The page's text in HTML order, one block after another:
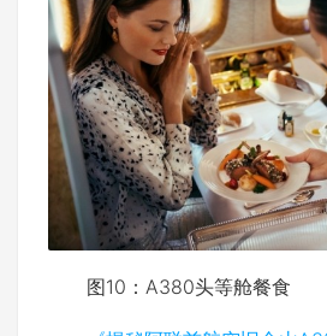
图10：A380头等舱餐食